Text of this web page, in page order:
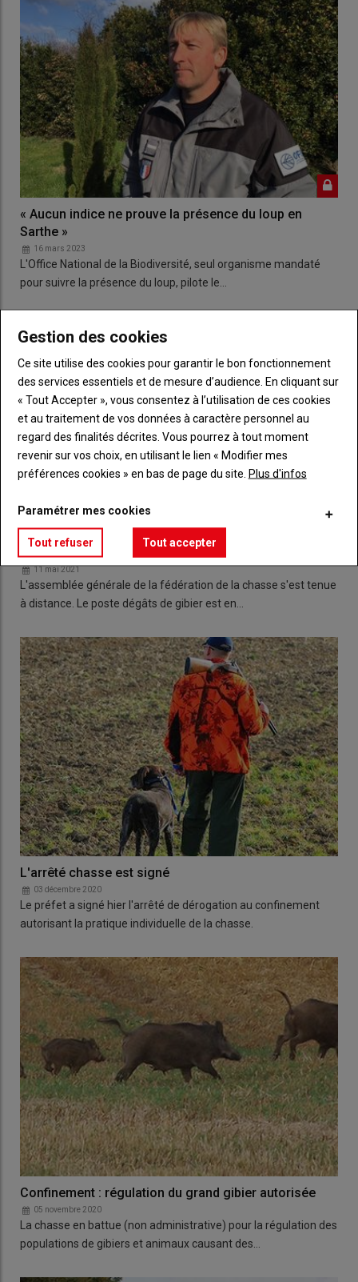
« Aucun indice ne prouve la présence du loup en
Sarthe »
16 mars 2023
L'Office National de la Biodiversité, seul organisme mandaté
pour suivre la présence du loup, pilote le…
+19% de sangliers prélevés
11 mai 2021
L'assemblée générale de la fédération de la chasse s'est tenue
à distance. Le poste dégâts de gibier est en…
L'arrêté chasse est signé
03 décembre 2020
Le préfet a signé hier l'arrêté de dérogation au confinement
autorisant la pratique individuelle de la chasse.
Confinement : régulation du grand gibier autorisée
05 novembre 2020
La chasse en battue (non administrative) pour la régulation des
populations de gibiers et animaux causant des…
Gestion des cookies
Ce site utilise des cookies pour garantir le bon fonctionnement
des services essentiels et de mesure d’audience. En cliquant sur
« Tout Accepter », vous consentez à l’utilisation de ces cookies
et au traitement de vos données à caractère personnel au
regard des finalités décrites. Vous pourrez à tout moment
revenir sur vos choix, en utilisant le lien « Modifier mes
préférences cookies » en bas de page du site. Plus d'infos
Paramétrer mes cookies
Tout refuser Tout accepter